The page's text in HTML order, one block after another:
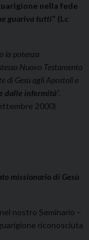
nella fede
guariva tutti” (Lc
la potenza
Nuovo Testamento
di Gesù agli Apostoli e
dalle infermità”.
2000)
missionario di Gesù
nostro Seminario –
riconosciuta